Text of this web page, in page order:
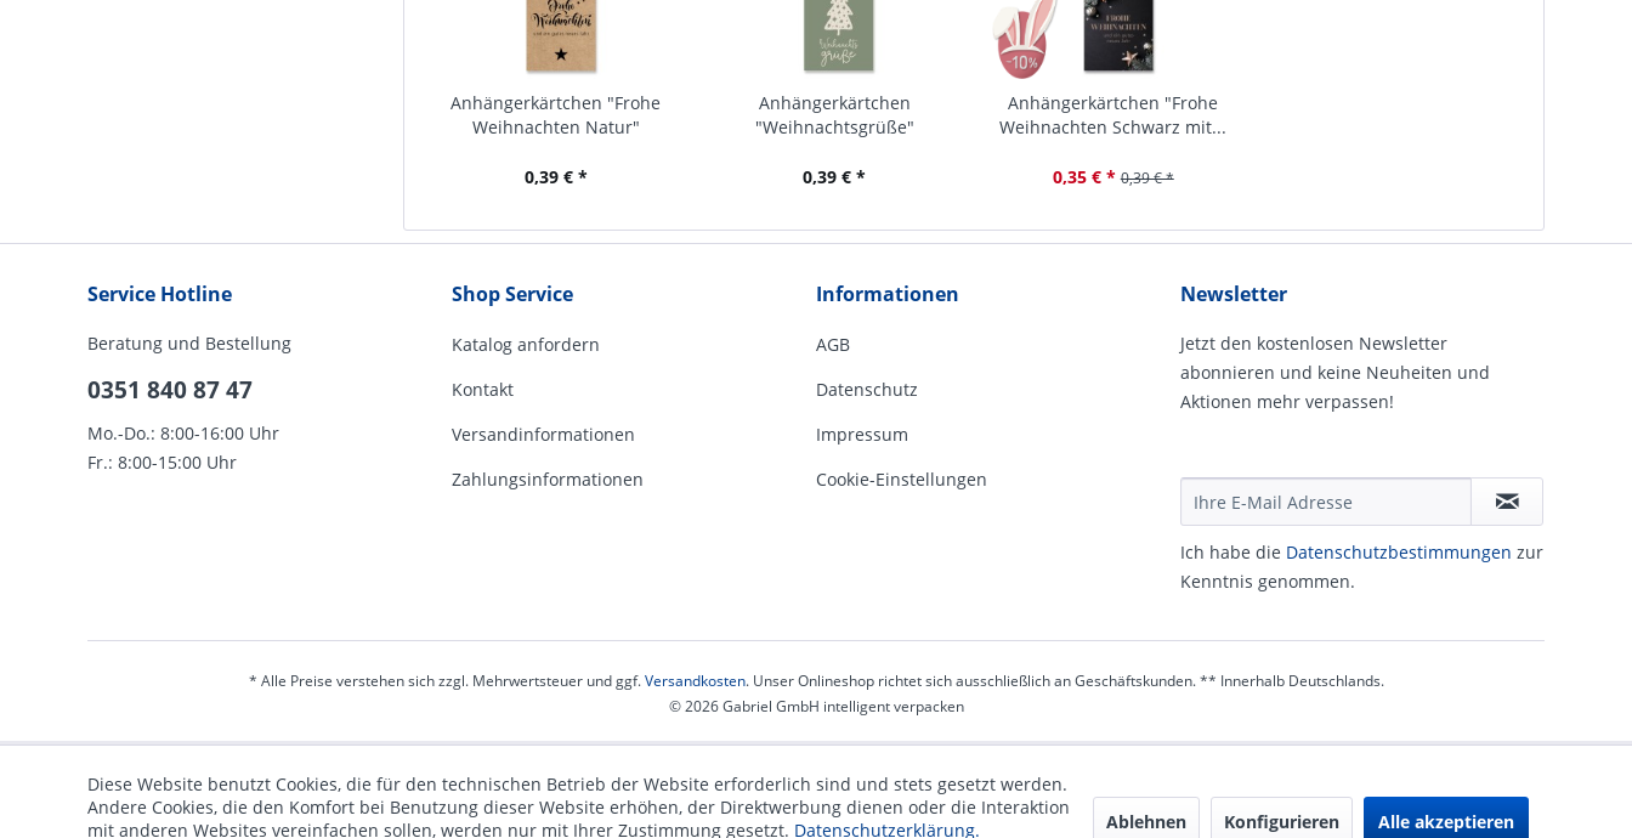
Anhängerkärtchen "Frohe
Weihnachten Natur"
0,39 € *
Anhängerkärtchen
"Weihnachtsgrüße"
0,39 € *
Anhängerkärtchen "Frohe
Weihnachten Schwarz mit...
0,35 € * 0,39 € *
Service Hotline
Beratung und Bestellung
0351 840 87 47
Mo.-Do.: 8:00-16:00 Uhr
Fr.: 8:00-15:00 Uhr
Shop Service
Katalog anfordern
Kontakt
Versandinformationen
Zahlungsinformationen
Informationen
AGB
Datenschutz
Impressum
Cookie-Einstellungen
Newsletter
Jetzt den kostenlosen Newsletter
abonnieren und keine Neuheiten und
Aktionen mehr verpassen!
Ich habe die Daten­schutz­be­stim­mungen zur
Kennt­nis genommen.
* Alle Preise verstehen sich zzgl. Mehrwertsteuer und ggf.Versandkosten. Unser Onlineshop richtet sich ausschließlich an Geschäftskunden. ** Innerhalb Deutschlands.
© 2026 Gabriel GmbH intelligent verpacken
Diese Website benutzt Cookies, die für den technischen Betrieb der Website erforderlich sind und stets gesetzt werden.
Andere Cookies, die den Komfort bei Benutzung dieser Website erhöhen, der Direktwerbung dienen oder die Interaktion
mit anderen Websites vereinfachen sollen, werden nur mit Ihrer Zustimmung gesetzt. Datenschutzerklärung. Ablehnen Konfigurieren Alle akzeptieren